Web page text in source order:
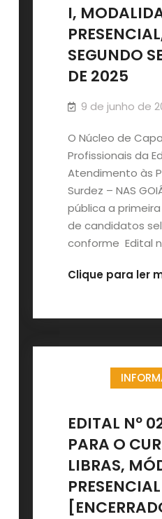
I,
SEGUNDO
DE 2025
9 de junho de
O Núcleo de
Profissionais da
Atendimento às
Surdez – NAS
pública a
de candidatos
conforme Edital
Clique para ler
EDITAL Nº
PARA O
LIBRAS,
PRESENCIAL